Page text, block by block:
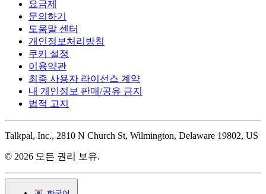
요금제
문의하기
도움말 센터
개인정보처리방침
쿠키 설정
이용약관
최종 사용자 라이선스 계약
내 개인정보 판매/공유 금지
법적 고지
Talkpal, Inc., 2810 N Church St, Wilmington, Delaware 19802, US
© 2026 모든 권리 보유.